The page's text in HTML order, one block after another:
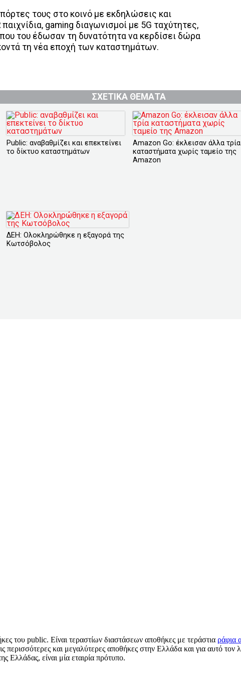
τους στο κοινό με εκδηλώσεις και
gaming διαγωνισμοί με 5G ταχύτητες,
που του έδωσαν τη δυνατότητα να κερδίσει δώρα
τη νέα εποχή των καταστημάτων.
ΣΧΕΤΙΚΑ ΘΕΜΑΤΑ
Public: αναβαθμίζει και επεκτείνει
το δίκτυο καταστημάτων
Amazon Go: έκλεισαν άλλα τρία
καταστήματα χωρίς ταμείο της
Amazon
ΔΕΗ: Ολοκληρώθηκε η εξαγορά της
Κωτσόβολος